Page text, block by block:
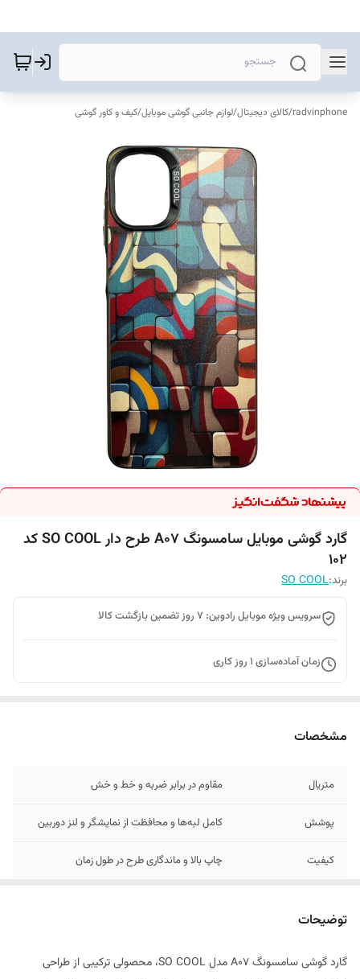
radvinphone
/کالای دیجیتال/لوازم جانبی گوشی موبایل/کیف و کاور گوشی
گارد گوشی موبایل سامسونگ A07 طرح دار SO COOL کد
102
برند:SO COOL
سرویس ویژه موبایل رادوین: 7 روز تضمین بازگشت کالا
زمان آماده‌سازی 1 روز کاری
مشخصات
متریال مقاوم در برابر ضربه و خط و خش
پوشش کامل لبه‌ها و محافظت از نمایشگر و لنز دوربین
کیفیت چاپ بالا و ماندگاری طرح در طول زمان
توضیحات
گارد گوشی سامسونگ A07 مدل SO COOL، محصولی ترکیبی از طراحی